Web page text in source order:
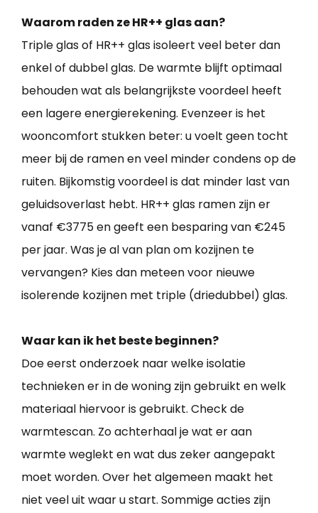
Waarom raden ze HR++ glas aan?
Triple glas of HR++ glas isoleert veel beter dan
enkel of dubbel glas. De warmte blijft optimaal
behouden wat als belangrijkste voordeel heeft
een lagere energierekening. Evenzeer is het
wooncomfort stukken beter: u voelt geen tocht
meer bij de ramen en veel minder condens op de
ruiten. Bijkomstig voordeel is dat minder last van
geluidsoverlast hebt. HR++ glas ramen zijn er
vanaf €3775 en geeft een besparing van €245
per jaar. Was je al van plan om kozijnen te
vervangen? Kies dan meteen voor nieuwe
isolerende kozijnen met triple (driedubbel) glas.
Waar kan ik het beste beginnen?
Doe eerst onderzoek naar welke isolatie
technieken er in de woning zijn gebruikt en welk
materiaal hiervoor is gebruikt. Check de
warmtescan. Zo achterhaal je wat er aan
warmte weglekt en wat dus zeker aangepakt
moet worden. Over het algemeen maakt het
niet veel uit waar u start. Sommige acties zijn